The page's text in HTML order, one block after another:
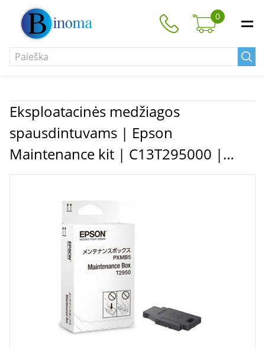
0
Eksploatacinės medžiagos
spausdintuvams | Epson
Maintenance kit | C13T295000 |
Inkjet